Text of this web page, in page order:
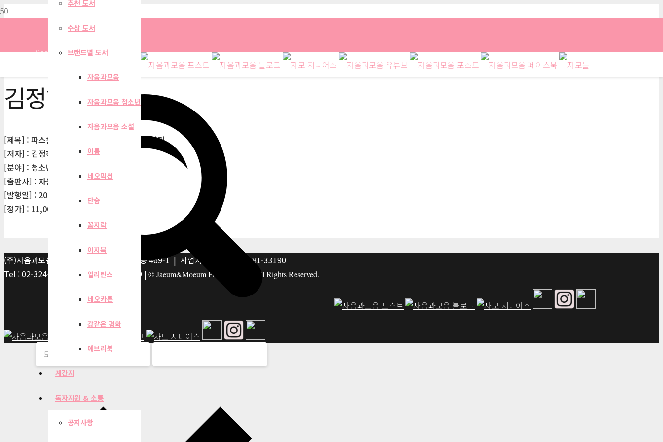
Search
추천 도서
수상 도서
브랜드별 도서
자음과모음
자음과모음 청소년
자음과모음 소설
이룸
네오픽션
단숨
꼼지락
이지북
얼리틴스
네오카툰
강같은 평화
에브리북
계간지
독자지원 & 소통
공지사항
김정하
[제목] : 파스칼이 들려주는 수학적 귀납법 이야기
[저자] : 김정하
[분야] : 청소년
[출판사] : 자음과모음
[발행일] : 2008-06-18
[정가] : 11,000원
(주)자음과모음 | 10881 경기 파주시 서패동 469-1 | 사업자등록번호: 117-81-33190
Tel : 02-324-2347 | Fax : 02-6959-8459 | © Jaeum&Moeum Publishing co. All Rights Reserved.